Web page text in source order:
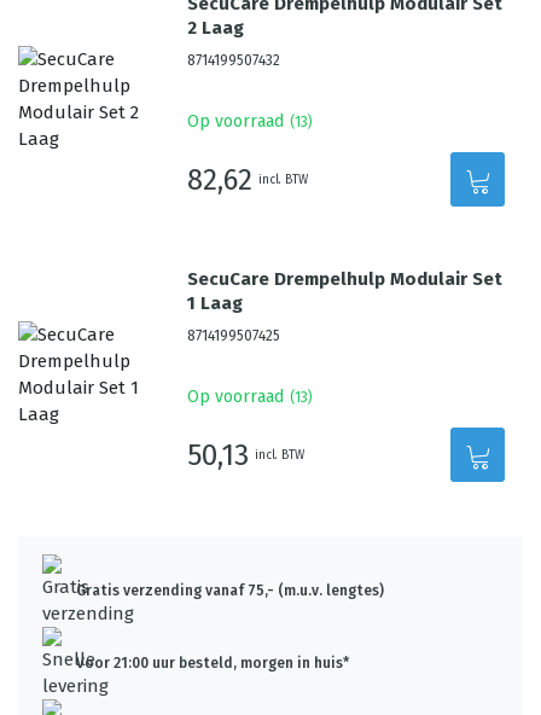
2 Laag
8714199507432
Op voorraad (13)
82,62 incl. BTW
SecuCare Drempelhulp Modulair Set
1 Laag
8714199507425
Op voorraad (13)
50,13 incl. BTW
Gratis verzending vanaf 75,- (m.u.v. lengtes)
Voor 21:00 uur besteld, morgen in huis*